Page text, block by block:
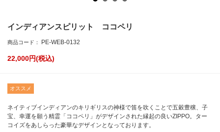
インディアンスピリット ココペリ
商品コード： PE-WEB-0132
22,000円(税込)
オススメ
ネイティブインディアンのキリギリスの神様で笛を吹くことで五穀豊穣、子
宝、幸運を願う精霊「ココペリ」がデザインされた縁起の良いZIPPO。ター
コイズをあしらった豪華なデザインとなっております。